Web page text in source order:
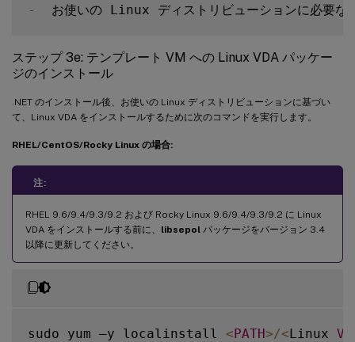
-
  お使いの Linux ディストリビューションに必要な
ステップ 3e: テンプレート VM への Linux VDA パッケー
ジのインストール
.NET のインストール後、お使いの Linux ディストリビューションに基づい
て、Linux VDA をインストールするために次のコマンドを実行します。
RHEL/CentOS/Rocky Linux の場合:
注:
RHEL 9.6/9.4/9.3/9.2 および Rocky Linux 9.6/9.4/9.3/9.2 に Linux
VDA をインストールする前に、 libsepol パッケージをバージョン 3.4
以降に更新してください。
sudo yum –y localinstall <PATH>/<Linux